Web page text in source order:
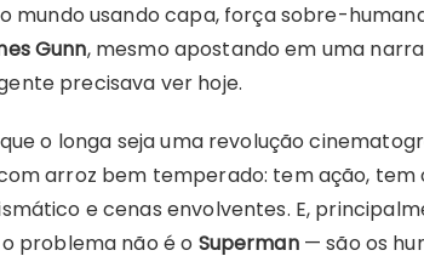
mundo usando capa, força sobre-
Gunn, mesmo apostando em uma
precisava ver hoje.
o longa seja uma revolução
arroz bem temperado: tem ação,
e cenas envolventes. E,
problema não é o Superman — são os